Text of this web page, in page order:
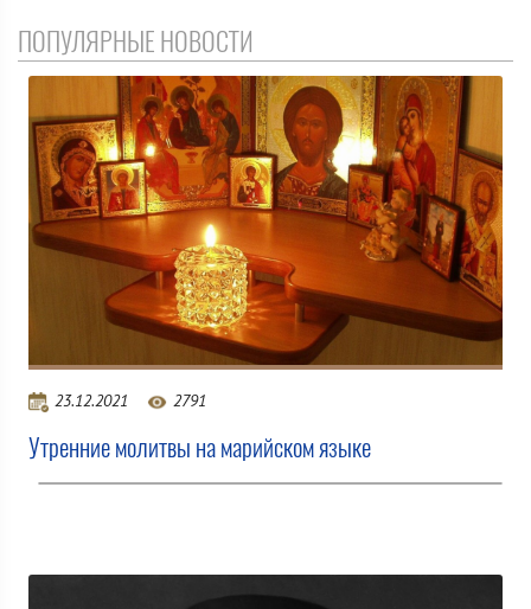
ПОПУЛЯРНЫЕ НОВОСТИ
23.12.2021 2791
Утренние молитвы на марийском языке